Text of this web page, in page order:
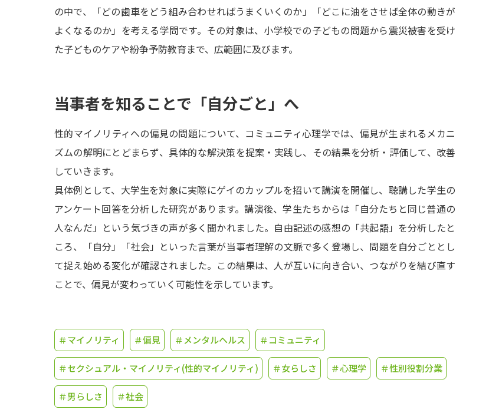
受験準備
大学で学びたい学問発見
学問のミニ講義「夢ナビ講義」
個人情報取扱規定
の中で、「どの歯車をどう組み合わせればうまくいくのか」「どこに油をさせば全体の動きが
よくなるのか」を考える学問です。その対象は、小学校での子どもの問題から震災被害を受け
た子どものケアや紛争予防教育まで、広範囲に及びます。
当事者を知ることで「自分ごと」へ
性的マイノリティへの偏見の問題について、コミュニティ心理学では、偏見が生まれるメカニ
ズムの解明にとどまらず、具体的な解決策を提案・実践し、その結果を分析・評価して、改善
していきます。
具体例として、大学生を対象に実際にゲイのカップルを招いて講演を開催し、聴講した学生の
アンケート回答を分析した研究があります。講演後、学生たちからは「自分たちと同じ普通の
人なんだ」という気づきの声が多く聞かれました。自由記述の感想の「共起語」を分析したと
ころ、「自分」「社会」といった言葉が当事者理解の文脈で多く登場し、問題を自分ごととし
て捉え始める変化が確認されました。この結果は、人が互いに向き合い、つながりを結び直す
ことで、偏見が変わっていく可能性を示しています。
＃マイノリティ ＃偏見 ＃メンタルヘルス ＃コミュニティ
＃セクシュアル・マイノリティ(性的マイノリティ) ＃女らしさ ＃心理学 ＃性別役割分業
＃男らしさ ＃社会